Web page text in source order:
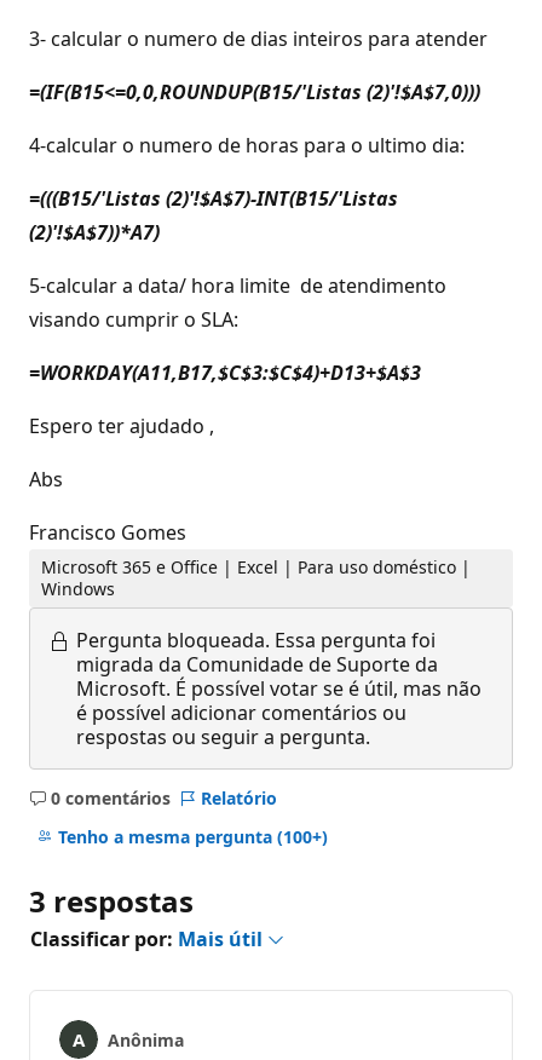
3- calcular o numero de dias inteiros para atender
=(IF(B15<=0,0,ROUNDUP(B15/'Listas (2)'!$A$7,0)))
4-calcular o numero de horas para o ultimo dia:
=(((B15/'Listas (2)'!$A$7)-INT(B15/'Listas
(2)'!$A$7))*A7)
5-calcular a data/ hora limite de atendimento
visando cumprir o SLA:
=WORKDAY(A11,B17,$C$3:$C$4)+D13+$A$3
Espero ter ajudado ,
Abs
Francisco Gomes
Microsoft 365 e Office | Excel | Para uso doméstico |
Windows
Pergunta bloqueada. Essa pergunta foi
migrada da Comunidade de Suporte da
Microsoft. É possível votar se é útil, mas não
é possível adicionar comentários ou
respostas ou seguir a pergunta.
0 comentários
Sem
comentários
Relatório
Tenho a mesma pergunta (100+)
3 respostas
Classificar por: Mais útil
Anônima